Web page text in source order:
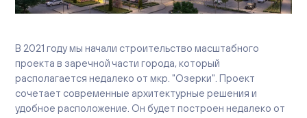
Вакансии
Офисы продаж
В 2021 году мы начали строительство масштабного
проекта в заречной части города, который
располагается недалеко от мкр. "Озерки". Проект
сочетает современные архитектурные решения и
удобное расположение. Он будет построен недалеко от